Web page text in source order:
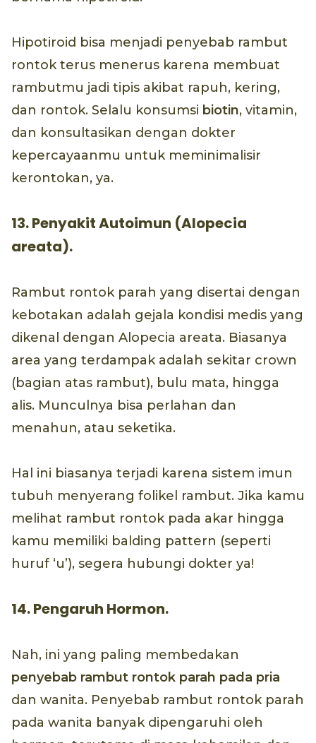
Hipotiroid bisa menjadi penyebab rambut
rontok terus menerus karena membuat
rambutmu jadi tipis akibat rapuh, kering,
dan rontok. Selalu konsumsi biotin, vitamin,
dan konsultasikan dengan dokter
kepercayaanmu untuk meminimalisir
kerontokan, ya.
13. Penyakit Autoimun (Alopecia
areata).
Rambut rontok parah yang disertai dengan
kebotakan adalah gejala kondisi medis yang
dikenal dengan Alopecia areata. Biasanya
area yang terdampak adalah sekitar crown
(bagian atas rambut), bulu mata, hingga
alis. Munculnya bisa perlahan dan
menahun, atau seketika.
Hal ini biasanya terjadi karena sistem imun
tubuh menyerang folikel rambut. Jika kamu
melihat rambut rontok pada akar hingga
kamu memiliki balding pattern (seperti
huruf ‘u’), segera hubungi dokter ya!
14. Pengaruh Hormon.
Nah, ini yang paling membedakan
penyebab rambut rontok parah pada pria
dan wanita. Penyebab rambut rontok parah
pada wanita banyak dipengaruhi oleh